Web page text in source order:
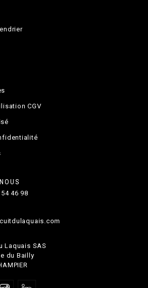
CGV
46 98
Laquais SAS
du Bailly